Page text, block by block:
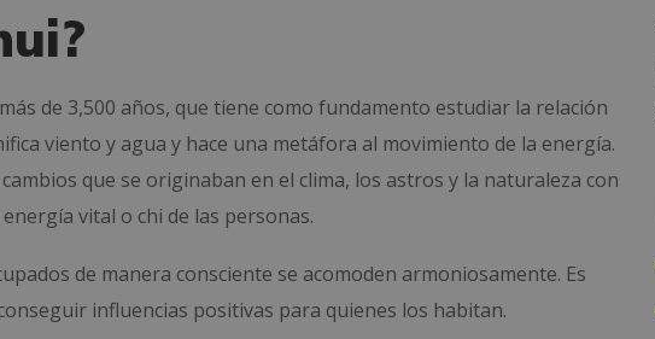
de 3,500 años, que tiene como fundamento estudiar la relación
viento y agua y hace una metáfora al movimiento de la energía.
que se originaban en el clima, los astros y la naturaleza con
vital o chi de las personas.
de manera consciente se acomoden armoniosamente. Es
influencias positivas para quienes los habitan.